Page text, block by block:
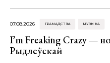
07.08.2026 ГРАМАДСТВА МУЗЫКА
I’m Freaking Crazy —
Рыдлеўскай